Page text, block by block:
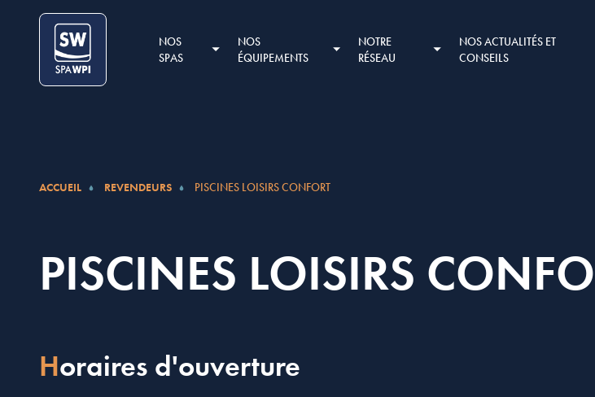
NOS
SPAS
NOS
ÉQUIPEMENTS
NOTRE
RÉSEAU
NOS ACTUALITÉS ET
CONSEILS
ACCUEIL REVENDEURS PISCINES LOISIRS CONFORT
PISCINES LOISIRS
Horaires d'ouverture